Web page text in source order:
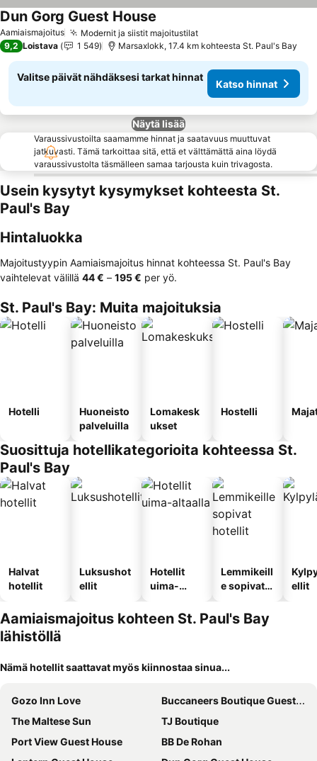
Aamiaismajoitus Modernit ja siistit majoitustilat
Dun Gorg Guest House
9,2 Loistava 1 549 Marsaxlokk, 17.4 km kohteesta St. Paul's Bay
Valitse päivät nähdäksesi tarkat hinnat
Katso hinnat
Näytä lisää
Varaussivustoilta saamamme hinnat ja saatavuus muuttuvat
jatkuvasti. Tämä tarkoittaa sitä, että et välttämättä aina löydä
varaussivustolta täsmälleen samaa tarjousta kuin trivagosta.
Usein kysytyt kysymykset kohteesta St.
Paul's Bay
Hintaluokka
Majoitustyypin Aamiaismajoitus hinnat kohteessa St. Paul's Bay
vaihtelevat välillä ‎44 € – ‎195 € per yö.
St. Paul's Bay: Muita majoituksia
Hotelli
Huoneisto
palveluilla
Lomakesk
ukset
Hostelli
Suosittuja hotellikategorioita kohteessa St.
Paul's Bay
Halvat
hotellit
Luksushot
ellit
Hotellit
uima-
Lemmikeill
e sopivat
ellit
Aamiaismajoitus kohteen St. Paul's Bay
lähistöllä
Nämä hotellit saattavat myös kiinnostaa sinua...
Gozo Inn Love
Buccaneers Boutique Guest House
The Maltese Sun
TJ Boutique
Port View Guest House
BB De Rohan